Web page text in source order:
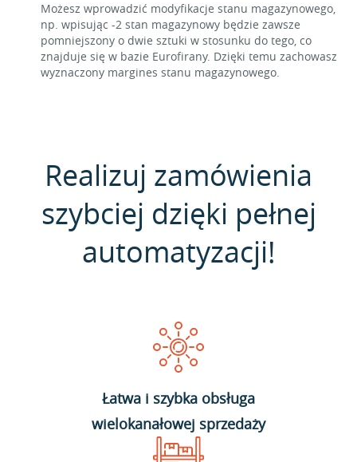
Możesz wprowadzić modyfikacje stanu magazynowego,
np. wpisując -2 stan magazynowy będzie zawsze
pomniejszony o dwie sztuki w stosunku do tego, co
znajduje się w bazie Eurofirany. Dzięki temu zachowasz
wyznaczony margines stanu magazynowego.
Realizuj zamówienia
szybciej dzięki pełnej
automatyzacji!
Łatwa i szybka obsługa
wielokanałowej sprzedaży